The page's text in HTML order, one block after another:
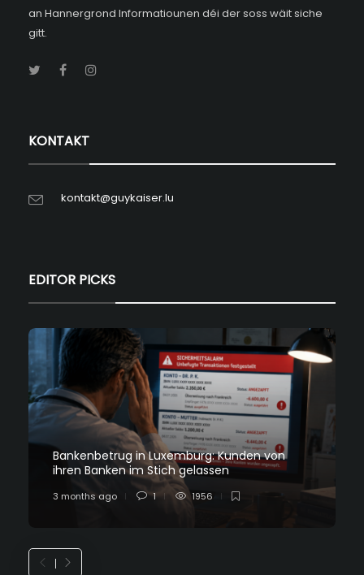
an Hannergrond Informatiounen déi der soss wäit siche
gitt.
KONTAKT
kontakt@guykaiser.lu
EDITOR PICKS
Bankenbetrug in Luxemburg: Kunden von
ihren Banken im Stich gelassen
3 months ago 1 1956